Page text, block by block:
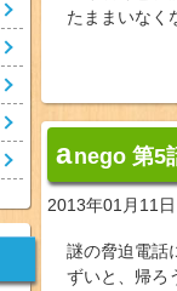
たままいなく
anego 第5
2013年01月11日
謎の脅迫電話
ずいと、帰ろ